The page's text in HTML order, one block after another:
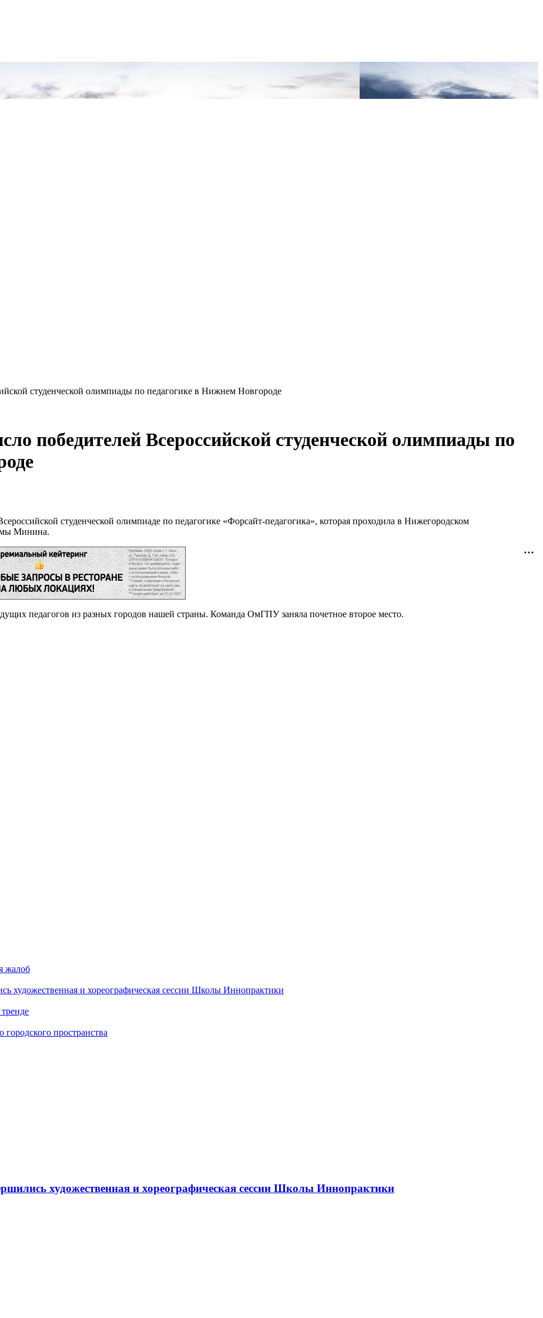
студенческой олимпиады по педагогике в Нижнем Новгороде
победителей Всероссийской студенческой олимпиады по
студенческой олимпиаде по педагогике «Форсайт-педагогика», которая проходила в Нижегородском
Минина.
педагогов из разных городов нашей страны. Команда ОмГПУ заняла почетное второе место.
жалоб
художественная и хореографическая сессии Школы Иннопрактики
пространства
художественная и хореографическая сессии Школы Иннопрактики